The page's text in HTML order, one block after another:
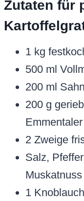
Zutaten für
1 kg
500 ml
200 ml
200 g
Emmentaler
2 Zweige
Salz,
Muskatnuss
1